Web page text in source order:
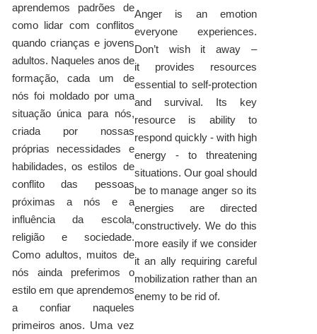
aprendemos padrões de
como lidar com conflitos
quando crianças e jovens
adultos. Naqueles anos de
formação, cada um de
nós foi moldado por uma
situação única para nós,
criada por nossas
próprias necessidades e
habilidades, os estilos de
conflito das pessoas
próximas a nós e a
influência da escola,
religião e sociedade.
Como adultos, muitos de
nós ainda preferimos o
estilo em que aprendemos
a confiar naqueles
primeiros anos. Uma vez
Anger is an emotion
everyone experiences.
Don’t wish it away –
it provides resources
essential to self-protection
and survival. Its key
resource is ability to
respond quickly - with high
energy - to threatening
situations. Our goal should
be to manage anger so its
energies are directed
constructively. We do this
more easily if we consider
it an ally requiring careful
mobilization rather than an
enemy to be rid of.